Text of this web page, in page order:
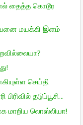
தைத்த கொடூர
மயக்கி இளம்
செய்தி
தடுப்பூசி...
மாறிய லொஸ்லியா!